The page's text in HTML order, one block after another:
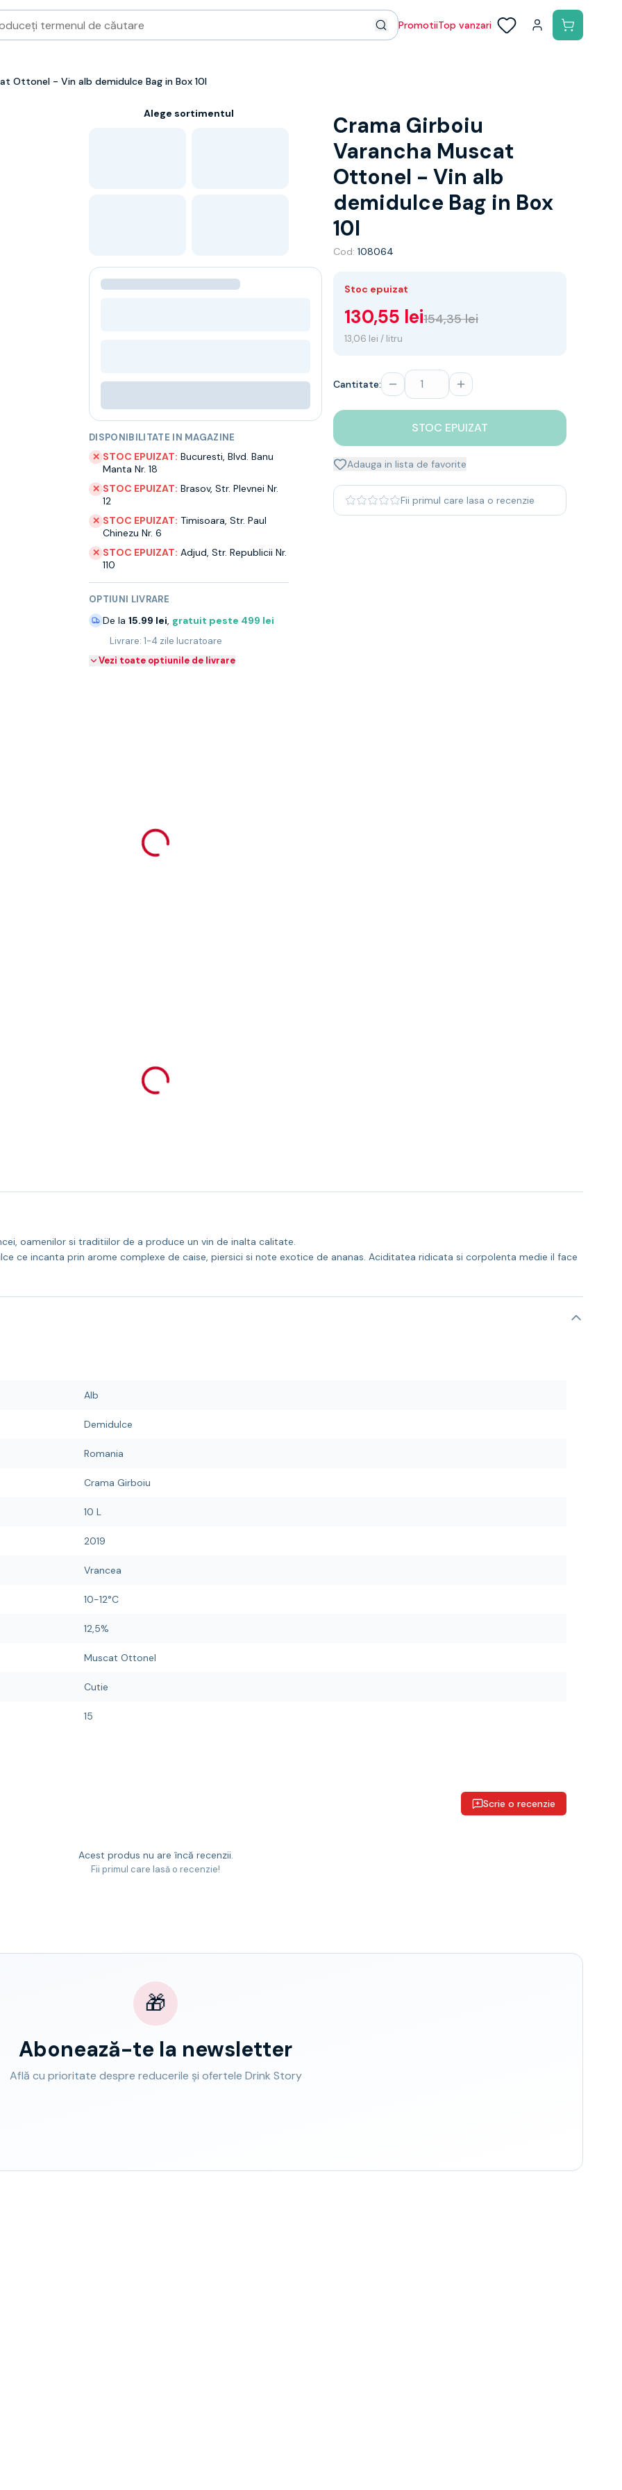
PromotiiTop vanzari
Ottonel - Vin alb demidulce Bag in Box 10l
Alege sortimentul
DISPONIBILITATE IN MAGAZINE
✕ STOC EPUIZAT: Bucuresti, Blvd. Banu
Manta Nr. 18
✕ STOC EPUIZAT: Brasov, Str. Plevnei Nr.
12
✕ STOC EPUIZAT: Timisoara, Str. Paul
Chinezu Nr. 6
✕ STOC EPUIZAT: Adjud, Str. Republicii Nr.
110
OPTIUNI LIVRARE
De la 15.99 lei, gratuit peste 499 lei
Livrare: 1-4 zile lucratoare
Vezi toate optiunile de livrare
Crama Girboiu
Varancha Muscat
Ottonel - Vin alb
demidulce Bag in Box
10l
Cod: 108064
Stoc epuizat
130,55 lei154,35 lei
13,06 lei / litru
Cantitate:
STOC EPUIZAT
Adauga in lista de favorite
Fii primul care lasa o recenzie
oamenilor si traditiilor de a produce un vin de inalta calitate.
ce incanta prin arome complexe de caise, piersici si note exotice de ananas. Aciditatea ridicata si corpolenta medie il face
Alb
Demidulce
Romania
Crama Girboiu
10 L
2019
Vrancea
10-12°C
12,5%
Muscat Ottonel
Cutie
15
Scrie o recenzie
Acest produs nu are încă recenzii.
Fii primul care lasă o recenzie!
🎁
Abonează-te la newsletter
Află cu prioritate despre reducerile și ofertele Drink Story